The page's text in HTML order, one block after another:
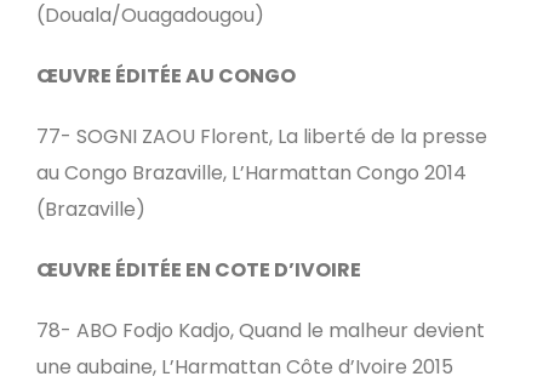
(Douala/Ouagadougou)
ŒUVRE ÉDITÉE AU CONGO
77- SOGNI ZAOU Florent, La liberté de la presse
au Congo Brazaville, L’Harmattan Congo 2014
(Brazaville)
ŒUVRE ÉDITÉE EN COTE D’IVOIRE
78- ABO Fodjo Kadjo, Quand le malheur devient
une aubaine, L’Harmattan Côte d’Ivoire 2015